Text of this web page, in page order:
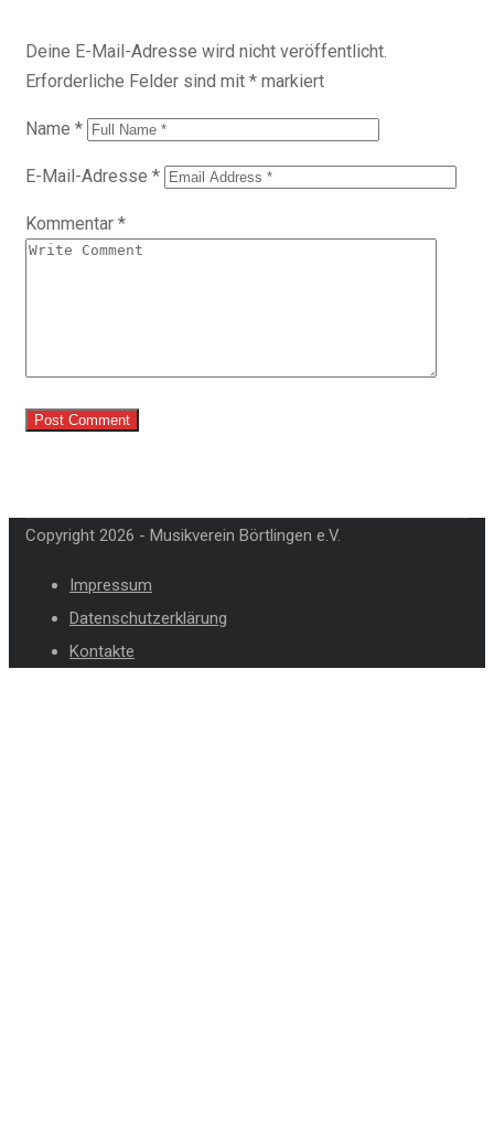
Deine E-Mail-Adresse wird nicht veröffentlicht.
Erforderliche Felder sind mit * markiert
Name *
E-Mail-Adresse *
Kommentar *
Copyright 2026 - Musikverein Börtlingen e.V.
Impressum
Datenschutzerklärung
Kontakte